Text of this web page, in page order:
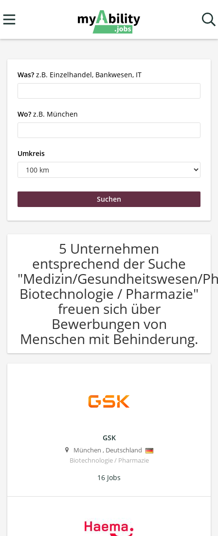
Was? z.B. Einzelhandel, Bankwesen, IT
Wo? z.B. München
Umkreis
5 Unternehmen
entsprechend der Suche
"Medizin/Gesundheitswesen/
Biotechnologie / Pharmazie"
freuen sich über
Bewerbungen von
Menschen mit Behinderung.
GSK
München , Deutschland
Biotechnologie / Pharmazie
16 Jobs